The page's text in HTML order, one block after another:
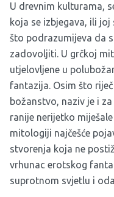
U drevnim kulturama,
koja se izbjegava, ili joj
što podrazumijeva da
zadovoljiti. U grčkoj
utjelovljene u
fantazija. Osim što
božanstvo, naziv je i
ranije nerijetko
mitologiji najčešće
stvorenja koja ne
vrhunac erotskog
suprotnom svjetlu i